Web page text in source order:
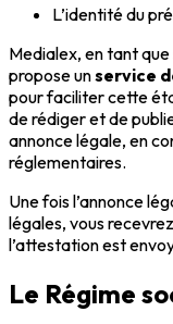
L’identité du
Medialex, en tant
propose unservice
pour faciliter cette
de rédiger et de
annonce légale, en
réglementaires.
Une fois l’annonce
légales, vous
l’attestation est
Le Régime